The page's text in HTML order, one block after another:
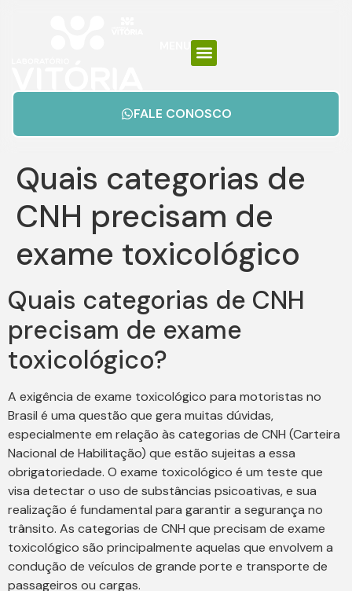
MENU
FALE CONOSCO
Quais categorias de
CNH precisam de
exame toxicológico
Quais categorias de CNH
precisam de exame
toxicológico?
A exigência de exame toxicológico para motoristas no
Brasil é uma questão que gera muitas dúvidas,
especialmente em relação às categorias de CNH (Carteira
Nacional de Habilitação) que estão sujeitas a essa
obrigatoriedade. O exame toxicológico é um teste que
visa detectar o uso de substâncias psicoativas, e sua
realização é fundamental para garantir a segurança no
trânsito. As categorias de CNH que precisam de exame
toxicológico são principalmente aquelas que envolvem a
condução de veículos de grande porte e transporte de
passageiros ou cargas.